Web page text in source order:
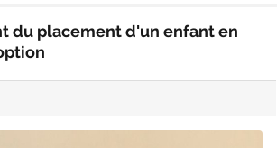
du placement d'un enfant en